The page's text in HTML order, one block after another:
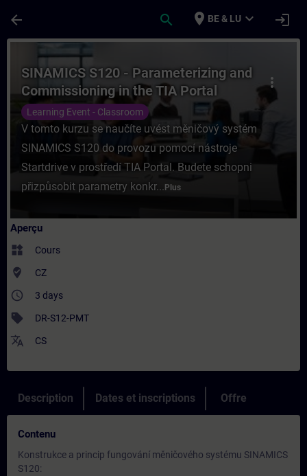
arrow_back search place BE & LU expand_more login
Cours - SINAMICS S120 -
more_vert
SINAMICS S120 - Parameterizing and
Commissioning in the TIA Portal
Learning Event - Classroom
V tomto kurzu se naučíte uvést měničový systém
SINAMICS S120 do provozu pomocí nástroje
Startdrive v prostředí TIA Portal. Budete schopni
přizpůsobit parametry konkr... Plus
Aperçu
widgets Cours
where_to_vote CZ
access_time 3 days
sell DR-S12-PMT
translate CS
Description Dates et inscriptions Offre
Contenu
Konstrukce a princip fungování měničového systému SINAMICS
S120: